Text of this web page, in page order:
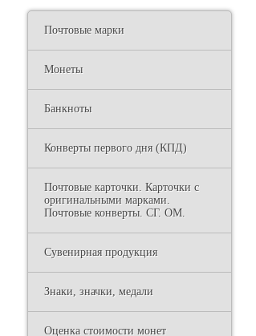
Почтовые марки
Монеты
Банкноты
Конверты первого дня (КПД)
Почтовые карточки. Карточки с
оригинальными марками.
Почтовые конверты. СГ. ОМ.
Сувенирная продукция
Знаки, значки, медали
Оценка стоимости монет